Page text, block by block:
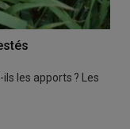
les apports ? Les